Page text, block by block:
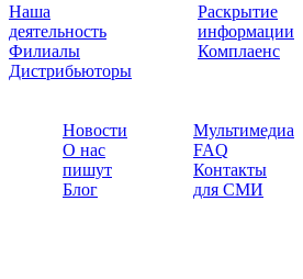
Наша
деятельность
Филиалы
Дистрибьюторы
Раскрытие
информации
Комплаенс
Новости
О нас
пишут
Блог
Мультимедиа
FAQ
Контакты
для СМИ